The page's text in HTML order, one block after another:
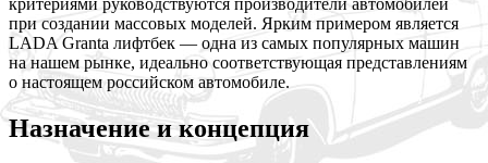
при создании массовых моделей. Ярким примером является
LADA Granta лифтбек — одна из самых популярных машин
на нашем рынке, идеально соответствующая представлениям
о настоящем российском автомобиле.
Назначение и концепция